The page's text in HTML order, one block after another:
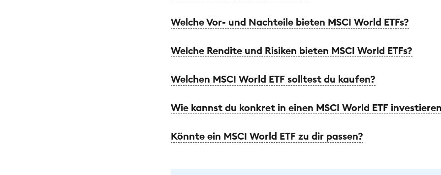
Welche Vor- und Nachteile bieten MSCI World ETFs?
Welche Rendite und Risiken bieten MSCI World ETFs?
Welchen MSCI World ETF solltest du kaufen?
Wie kannst du konkret in einen MSCI World ETF
Könnte ein MSCI World ETF zu dir passen?